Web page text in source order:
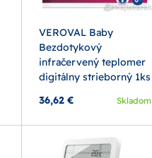
VEROVAL Baby
Bezdotykový
infračervený teplomer
digitálny strieborný 1ks
36,62 €
Skladom